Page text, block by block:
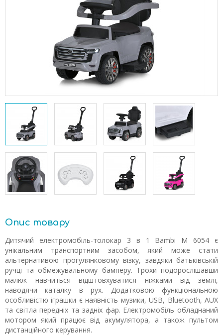
Опис товару
Дитячий електромобіль-толокар 3 в 1 Bambi M 6054 є
унікальним транспортним засобом, який може стати
альтернативою прогулянковому візку, завдяки батьківській
ручці та обмежувальному бамперу. Трохи подорослішавши
малюк навчиться відштовхуватися ніжками від землі,
наводячи каталку в рух. Додатковою функціональною
особливістю іграшки є наявність музики, USB, Bluetooth, AUX
та світла передніх та задніх фар. Електромобіль обладнаний
мотором який працює від акумулятора, а також пультом
дистанційного керування.